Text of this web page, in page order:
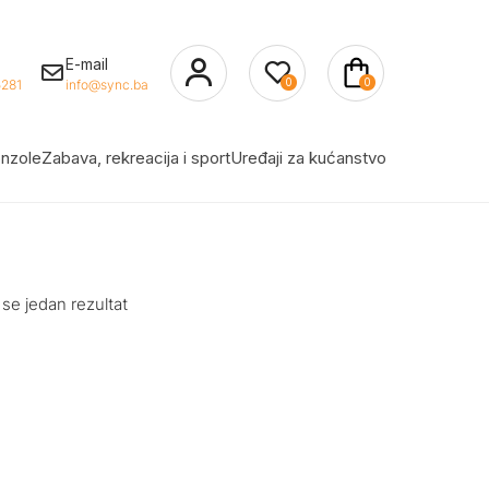
E-mail
info@sync.ba 0 0
Zabava, rekreacija i sportUređaji za kućanstvo
jedan rezultat